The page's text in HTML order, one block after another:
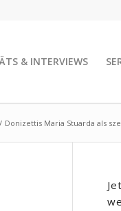
& INTERVIEWS
/ Donizettis Maria Stuarda als